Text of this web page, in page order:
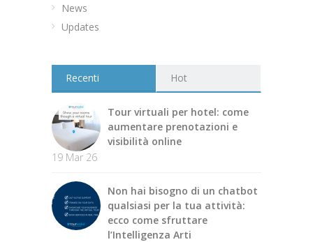
News
Updates
Recenti Hot
Tour virtuali per hotel: come
aumentare prenotazioni e
visibilità online
19 Mar 26
Non hai bisogno di un chatbot
qualsiasi per la tua attività:
ecco come sfruttare
l’Intelligenza Arti